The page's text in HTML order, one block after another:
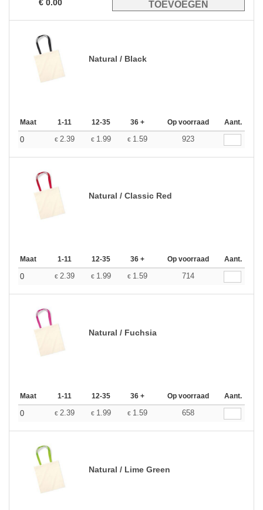
€ 0.00
Natural / Black
Maat 1-11 12-35 36 + Op voorraad Aant.
0 € 2.39 € 1.99 € 1.59 923
Natural / Classic Red
Maat 1-11 12-35 36 + Op voorraad Aant.
0 € 2.39 € 1.99 € 1.59 714
Natural / Fuchsia
Maat 1-11 12-35 36 + Op voorraad Aant.
0 € 2.39 € 1.99 € 1.59 658
Natural / Lime Green